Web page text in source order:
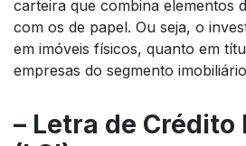
carteira que combina elementos
com os de papel. Ou seja, o
em imóveis físicos, quanto em
empresas do segmento
– Letra de